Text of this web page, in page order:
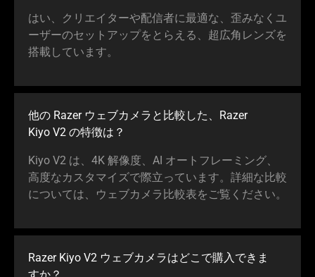
はい、クリエイターや配信者に最適な、歪みなくユ
ーザーのセットアップをとらえる、超広角レンズを
搭載してい ます。
他の Razer ウェブカメラと比較した、Razer
Kiyo V2 の特徴は ？
Kiyo V2 は、4K 解像度、AI オートフレーミング、
高度なカスタマイズで際立っています。詳細な比較
については、ウェブカメラ比較表をご覧ください。
Razer Kiyo V2 ウェブカメラはどこで購入できま